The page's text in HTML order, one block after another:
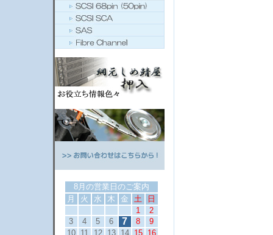
8月の営業日のご案内
月
火 水 木 金 土
日
1
2
3
4 5 6 7 8
9
10
11 12 13 14 15 16